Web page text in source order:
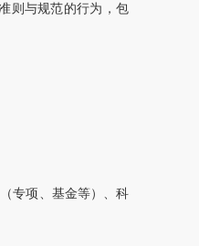
则与规范的行为，包
专项、基金等）、科